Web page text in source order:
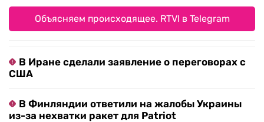
Объясняем происходящее. RTVI в Telegram
В Иране сделали заявление о переговорах с
США
В Финляндии ответили на жалобы Украины
из-за нехватки ракет для Patriot